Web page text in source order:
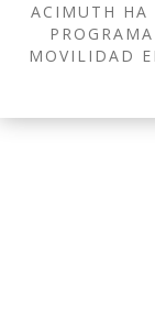
ACIMUTH HA
MOVILIDAD